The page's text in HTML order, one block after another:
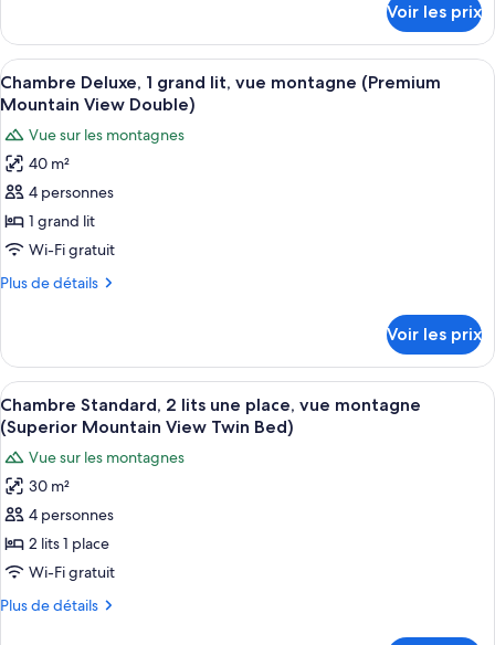
1
très
grand
lit,
vue
montagne
(Superior
Mountain
View)
le
type
de
chambre
Standard,
très
grand
lit,
montagne
(Superior
Voir les prix
Afficher
toutes
photos
pour
ce
type
de
chambre :
1
grand
lit,
vue
montagne
(Premium
Mountain
View
Double)
Une chambre d’hôtel avec un lit,
6
Chambre Deluxe, 1 grand lit, vue montagne (Premium
Mountain View Double)
Vue sur les montagnes
40 m²
4 personnes
1 grand lit
Wi-Fi gratuit
Plus de détails
Plus
le
type
de
chambre
Chambre
Deluxe,
grand
lit,
vue
(Premium
Mountain
Voir les prix
Afficher
toutes
les
photos
pour
ce
type
de
chambre :
Un lit double avec une literie
5
Chambre Standard, 2 lits une place, vue montagne
(Superior Mountain View Twin Bed)
Vue sur les montagnes
30 m²
4 personnes
2 lits 1 place
Wi-Fi gratuit
Plus de détails
Plus